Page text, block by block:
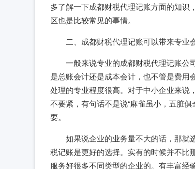
多了解一下成都财税代理记账方面的知
区也是比较常见的事情。
二、成都财税代理记账可以带来专业
一般来说专业的成都财税代理记账公
是总账会计还是成本会计，也不管是费
处理的专业程度很高。对于中小企业来说
不要紧，有句话不是说“麻雀虽小，五脏
要。
如果说企业的业务量不大的话，那就
税记账是更好的选择。实有的时候并不比
服务好很多不同类型的企业的。有丰富经